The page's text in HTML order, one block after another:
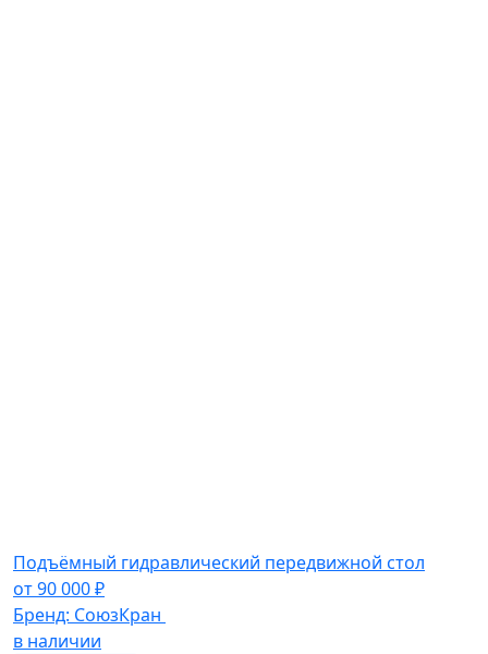
Подъёмный гидравлический передвижной стол
от90 000₽
Бренд: СоюзКран
в наличии